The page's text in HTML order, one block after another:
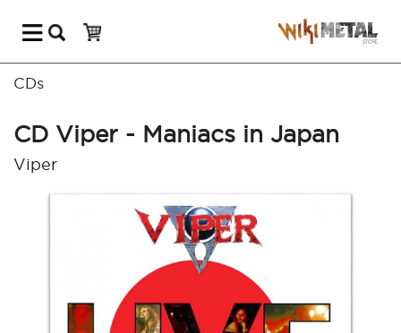
CDs
CD Viper - Maniacs in Japan
Viper